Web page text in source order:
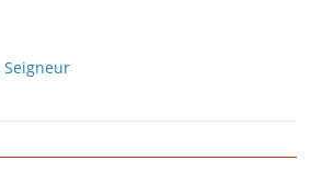
Seigneur